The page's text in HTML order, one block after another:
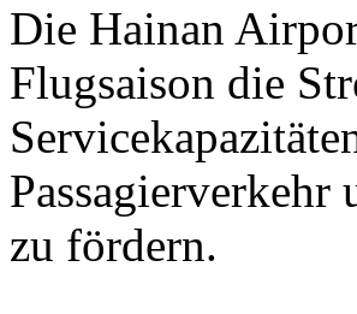
Die Hainan
Flugsaison die
zu fördern.